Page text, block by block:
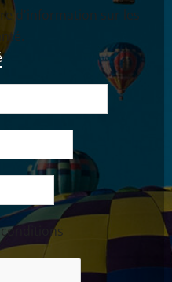
d'information sur les